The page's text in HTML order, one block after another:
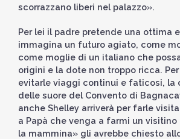
scorrazzano liberi nel palazzo».
Per lei il padre pretende una ottima
immagina un futuro agiato, come
come moglie di un italiano che
origini e la dote non troppo ricca.
evitarle viaggi continui e faticosi, la
delle suore del Convento di
anche Shelley arriverà per farle
a Papà che venga a farmi un
la mammina» gli avrebbe chiesto